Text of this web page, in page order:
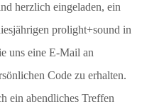
herzlich eingeladen, ein
prolight+sound in
uns eine E-Mail an
Code zu erhalten.
ein abendliches Treffen